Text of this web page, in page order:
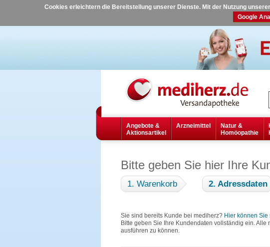
Cookies erleichtern die Bereitstellung unserer Dienste. Mit der Nutzung
Google
Angebote &
Aktionsartikel
Arzneimittel
Natur &
Homöopathie
Bitte geben Sie hier Ihre
1. Warenkorb 2. Adressdaten
Sie sind bereits Kunde bei mediherz? Hier können
Bitte geben Sie Ihre Kundendaten vollständig ein.
ausführen zu können.